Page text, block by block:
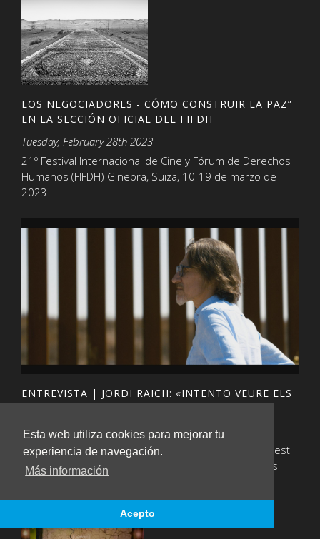
Esta web utiliza cookies para mejorar tu
experiencia de navegación.
Más información
Acepto
LOS NEGOCIADORES - CÓMO CONSTRUIR LA PAZ”
EN LA SECCIÓN OFICIAL DEL FIFDH
Tuesday, February 28th 2023
21º Festival Internacional de Cine y Fórum de Derechos
Humanos (FIFDH) Ginebra, Suiza, 10-19 de marzo de
2023
ENTREVISTA | JORDI RAICH: «INTENTO VEURE ELS
'BOTXINS' COM A PERSONES HUMANES»
Thursday, December 15th 2022
Pep Marti Vall de Nació digital ha conversat amb aquest
mediador, un dels protagonistes del documental, Els